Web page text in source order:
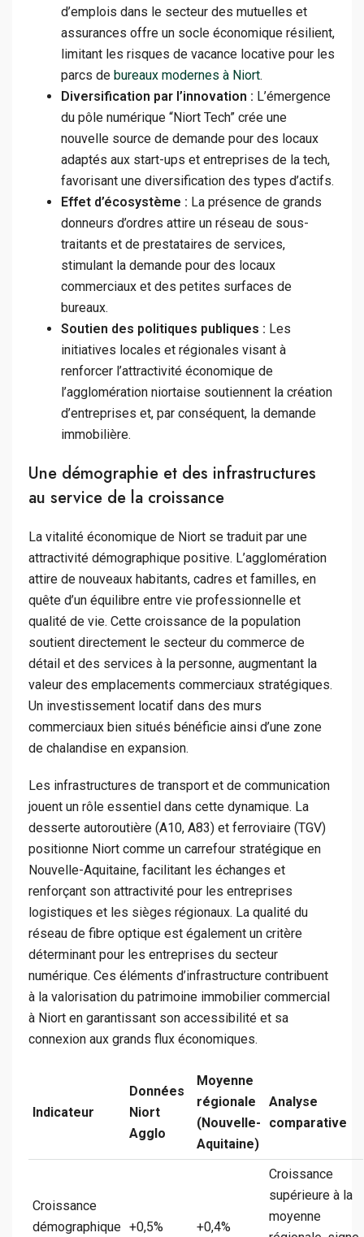
d’emplois dans le secteur des mutuelles et
assurances offre un socle économique résilient,
limitant les risques de vacance locative pour les
parcs de bureaux modernes à Niort.
Diversification par l’innovation : L’émergence
du pôle numérique “Niort Tech” crée une
nouvelle source de demande pour des locaux
adaptés aux start-ups et entreprises de la tech,
favorisant une diversification des types d’actifs.
Effet d’écosystème : La présence de grands
donneurs d’ordres attire un réseau de sous-
traitants et de prestataires de services,
stimulant la demande pour des locaux
commerciaux et des petites surfaces de
bureaux.
Soutien des politiques publiques : Les
initiatives locales et régionales visant à
renforcer l’attractivité économique de
l’agglomération niortaise soutiennent la création
d’entreprises et, par conséquent, la demande
immobilière.
Une démographie et des infrastructures
au service de la croissance
La vitalité économique de Niort se traduit par une
attractivité démographique positive. L’agglomération
attire de nouveaux habitants, cadres et familles, en
quête d’un équilibre entre vie professionnelle et
qualité de vie. Cette croissance de la population
soutient directement le secteur du commerce de
détail et des services à la personne, augmentant la
valeur des emplacements commerciaux stratégiques.
Un investissement locatif dans des murs
commerciaux bien situés bénéficie ainsi d’une zone
de chalandise en expansion.
Les infrastructures de transport et de communication
jouent un rôle essentiel dans cette dynamique. La
desserte autoroutière (A10, A83) et ferroviaire (TGV)
positionne Niort comme un carrefour stratégique en
Nouvelle-Aquitaine, facilitant les échanges et
renforçant son attractivité pour les entreprises
logistiques et les sièges régionaux. La qualité du
réseau de fibre optique est également un critère
déterminant pour les entreprises du secteur
numérique. Ces éléments d’infrastructure contribuent
à la valorisation du patrimoine immobilier commercial
à Niort en garantissant son accessibilité et sa
connexion aux grands flux économiques.
Indicateur
Données
Niort
Agglo
Moyenne
régionale
(Nouvelle-
Aquitaine)
Analyse
comparative
Croissance
démographique +0,5% +0,4%
Croissance
supérieure à la
moyenne